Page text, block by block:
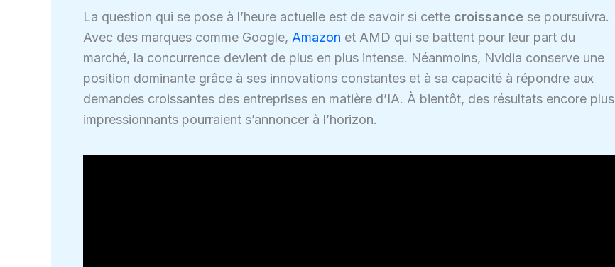
La question qui se pose à l’heure actuelle est de savoir si cette croissance se poursuivra.
Avec des marques comme Google, Amazon et AMD qui se battent pour leur part du
marché, la concurrence devient de plus en plus intense. Néanmoins, Nvidia conserve une
position dominante grâce à ses innovations constantes et à sa capacité à répondre aux
demandes croissantes des entreprises en matière d’IA. À bientôt, des résultats encore plus
impressionnants pourraient s’annoncer à l’horizon.